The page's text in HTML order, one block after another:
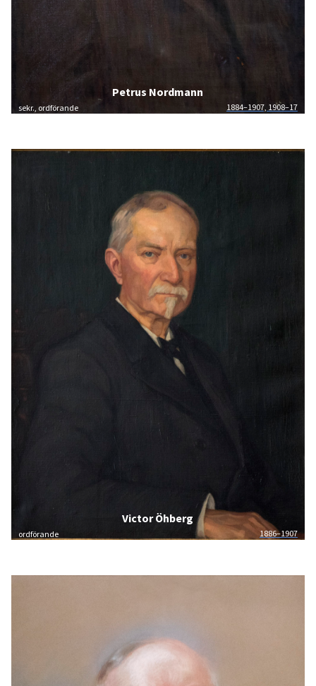
Petrus Nordmann
sekr., ordförande 1884–1907, 1908–17
Victor Öhberg
ordförande 1886–1907